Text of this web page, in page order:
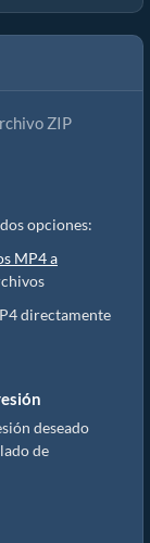
ZIP
opciones:
MP4 a
directamente
deseado
de